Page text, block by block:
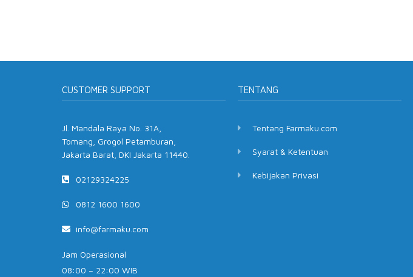
CUSTOMER SUPPORT
Jl. Mandala Raya No. 31A,
Tomang, Grogol Petamburan,
Jakarta Barat, DKI Jakarta 11440.
02129324225
0812 1600 1600
info@farmaku.com
Jam Operasional
08:00 – 22:00 WIB
TENTANG
Tentang Farmaku.com
Syarat & Ketentuan
Kebijakan Privasi